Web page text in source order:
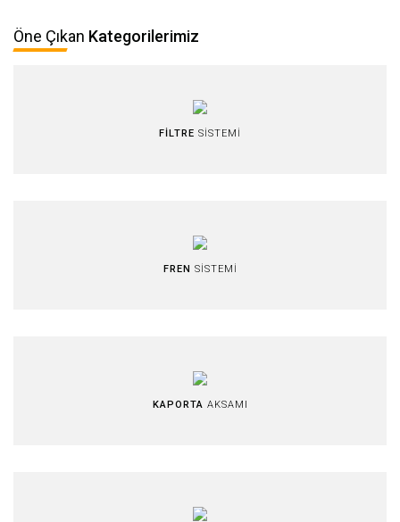
Öne Çıkan Kategorilerimiz
FİLTRE SİSTEMİ
FREN SİSTEMİ
KAPORTA AKSAMI